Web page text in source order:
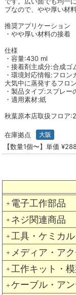
＋ 電子工作部品
＋ ネジ関連商品
＋ 工具・ケミカ
＋ メディア・ア
＋ 工作キット・
＋ ケーブル・ア
プなので、やや厚い材
推奨アプリケーション
・やや厚い材料の接着
仕様
・容量:430 ml
・接着剤主成分:合成ゴ
・環境対応情報:フロン
大気中に蒸発するフロ
・製品タイプ:スプレー
・適用素材:紙
秋葉原本店取扱フロア
在庫拠点 大阪
【数量1個〜】単価